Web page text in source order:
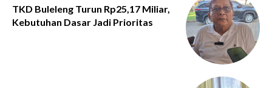
TKD Buleleng Turun Rp25,17 Miliar,
Kebutuhan Dasar Jadi Prioritas